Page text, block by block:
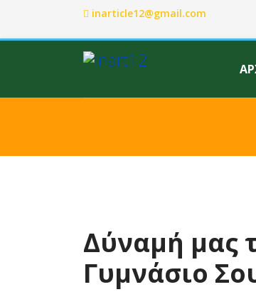
inarticle12@gmail.com
Δύναμή μας
Γυμνάσιο